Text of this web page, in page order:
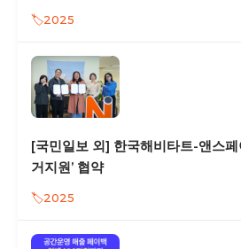
2025
[국민일보 외] 한국해비타트-앤스페
거지원’ 협약
2025